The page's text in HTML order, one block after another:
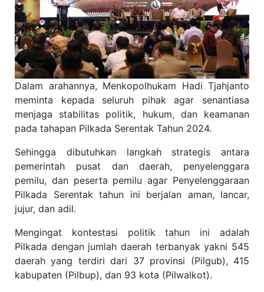
Dalam arahannya, Menkopolhukam Hadi Tjahjanto
meminta kepada seluruh pihak agar senantiasa
menjaga stabilitas politik, hukum, dan keamanan
pada tahapan Pilkada Serentak Tahun 2024.
Sehingga dibutuhkan langkah strategis antara
pemerintah pusat dan daerah, penyelenggara
pemilu, dan peserta pemilu agar Penyelenggaraan
Pilkada Serentak tahun ini berjalan aman, lancar,
jujur, dan adil.
Mengingat kontestasi politik tahun ini adalah
Pilkada dengan jumlah daerah terbanyak yakni 545
daerah yang terdiri dari 37 provinsi (Pilgub), 415
kabupaten (Pilbup), dan 93 kota (Pilwalkot).